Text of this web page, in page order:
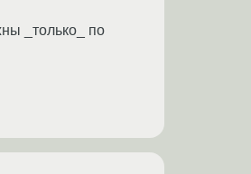
_только_ по